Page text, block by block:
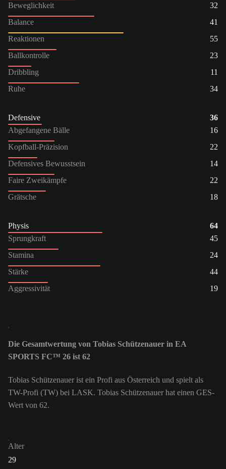
Beweglichkeit
32
Balance
41
Reaktionen
55
Ballkontrolle
23
Dribbling
11
Ruhe
34
Defensive
36
Abgefangene Bälle
16
Kopfball-Präzision
22
Defensives Bewusstsein
14
Faire Zweikämpfe
22
Grätsche
18
Physis
64
Sprungkraft
45
Stamina
24
Stärke
44
Aggressivität
19
Die Gesamtwertung von Tobias Schützenauer in EA
SPORTS FC™ 26 ist 62
Tobias Schützenauer ist ein Profi aus Österreich und spielt als
TW-Profi (TW) bei LASK. Tobias Schützenauer hat einen GES-
Wert von 62.
Alter
29